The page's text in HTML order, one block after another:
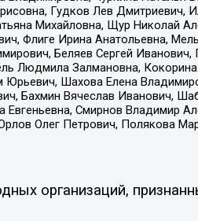
Гудков Лев Дмитриевич,
Михайловна, Щур Николай
Флиге Ирина Анатольевна,
Беляев Сергей Иванович,
Людмила Залмановна, Кокорина
Шахова Елена
Бахмин Вячеслав Иванович,
Смирнов Владимир
Олег Петрович, Полякова
организаций,